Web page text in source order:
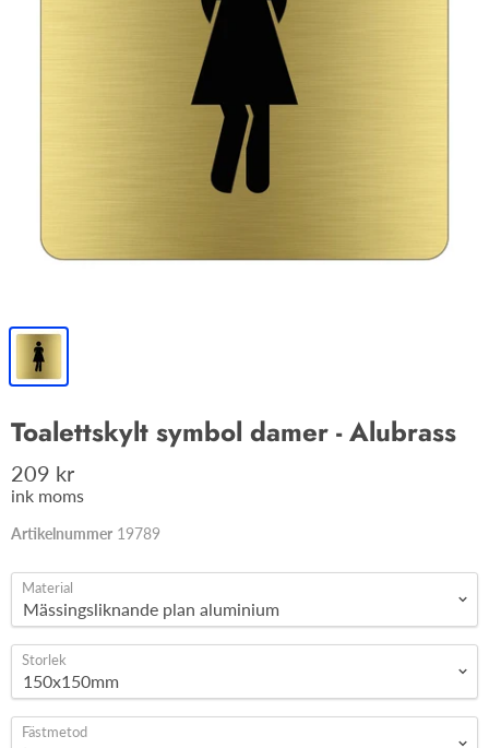
Toalettskylt symbol damer - Alubrass
209 kr
ink moms
Artikelnummer 19789
Material
Storlek
Fästmetod